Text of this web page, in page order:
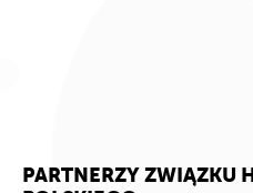
PARTNERZY ZWIĄZKU